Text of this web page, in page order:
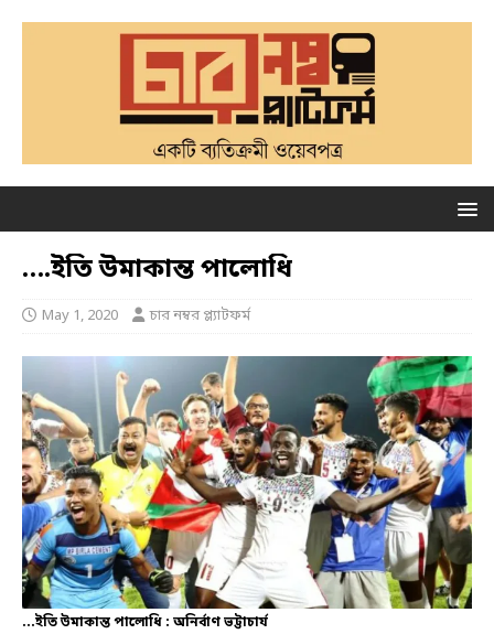
….ইতি উমাকান্ত পালোধি
May 1, 2020 চার নম্বর প্ল্যাটফর্ম
...ইতি উমাকান্ত পালোধি : অনির্বাণ ভট্টাচার্য